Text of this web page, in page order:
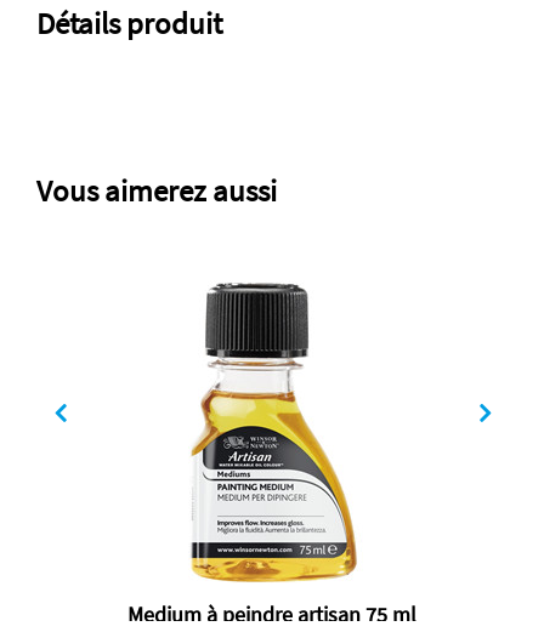
Détails produit
Vous aimerez aussi
Medium à peindre artisan 75 ml